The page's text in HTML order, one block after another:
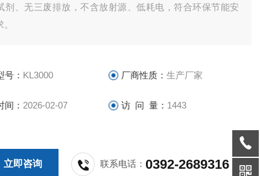
剂、无三废排放，不含放射源、低耗电，符合环保节能安
号： KL3000 厂商性质： 生产厂家
间： 2026-02-07 访 问 量： 1443
立即咨询 联系电话：0392-2689316